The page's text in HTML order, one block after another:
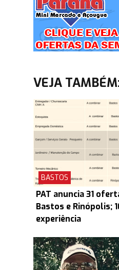
VEJA
BASTOS
PAT anuncia 31
Bastos e Rinópolis;
experiência